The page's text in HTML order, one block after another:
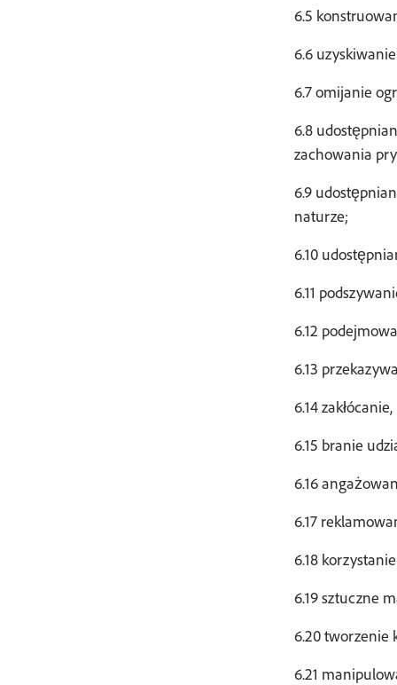
6.5
6.6
6.7 omijanie
6.8
zachowania
6.9
naturze;
6.10
6.11
6.12
6.13
6.14
6.15 branie
6.16
6.17
6.18
6.19 sztuczne
6.20 tworzenie
6.21